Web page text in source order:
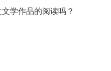
学作品的阅读吗？